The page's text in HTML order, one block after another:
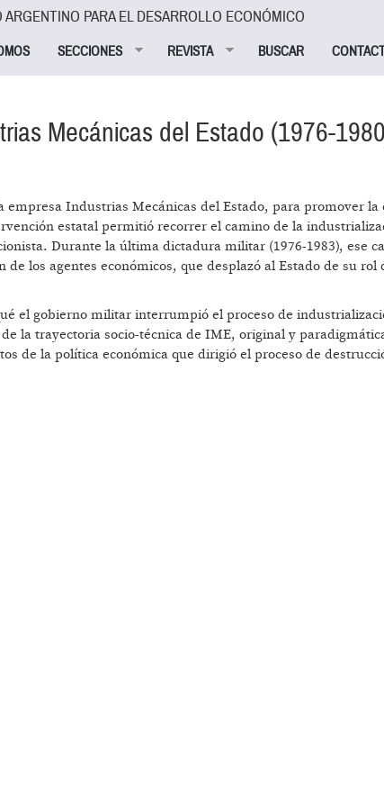
ARGENTINO PARA EL DESARROLLO ECONÓMICO
SECCIONES REVISTA BUSCAR
Mecánicas del Estado (1976-
empresa Industrias Mecánicas del Estado, para promover la
estatal permitió recorrer el camino de la
Durante la última dictadura militar (1976-1983), ese
de los agentes económicos, que desplazó al Estado de su
el gobierno militar interrumpió el proceso de
la trayectoria socio-técnica de IME, original y
de la política económica que dirigió el proceso de